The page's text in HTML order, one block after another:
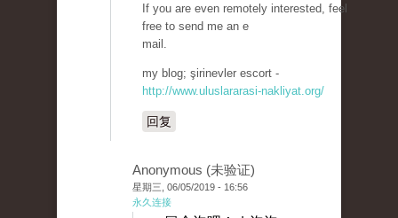
If you are even remotely interested, feel
free to send me an e
mail.
my blog; şirinevler escort -
http://www.uluslararasi-nakliyat.org/
回复
Anonymous (未验证)
星期三, 06/05/2019 - 16:56
永久连接